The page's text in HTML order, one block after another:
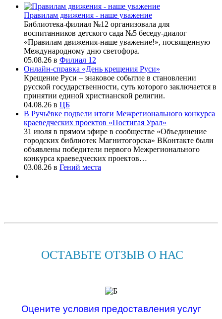
Правилам движения - наше уважение
Библиотека-филиал №12 организовала для
воспитанников детского сада №5 беседу-диалог
«Правилам движения-наше уважение!», посвященную
Международному дню светофора.
05.08.26 в Филиал 12
Онлайн-справка «День крещения Руси»
Крещение Руси – знаковое событие в становлении
русской государственности, суть которого заключается в
принятии единой христианской религии.
04.08.26 в ЦБ
В Ручьёвке подвели итоги Межрегионального конкурса
краеведческих проектов «Постигая Урал»
31 июля в прямом эфире в сообществе «Объединение
городских библиотек Магнитогорска» ВКонтакте были
объявлены победители первого Межрегионального
конкурса краеведческих проектов…
03.08.26 в Гений места
ОСТАВЬТЕ ОТЗЫВ О НАС
Оцените условия предоставления услуг